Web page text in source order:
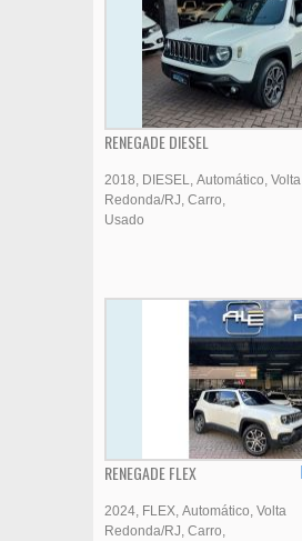
RENEGADE DIESEL
2018 DIESEL Automático Volta
Redonda/RJ Carro
Usado
RENEGADE FLEX
2024 FLEX Automático Volta
Redonda/RJ Carro